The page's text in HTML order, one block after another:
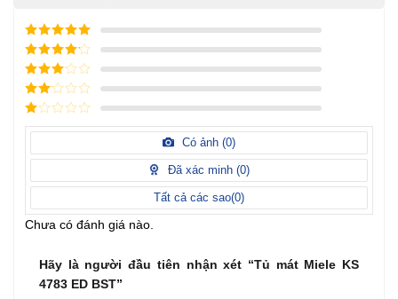
5/ 5 điểm
4/ 5
điểm
3/ 5
điểm
2/
điểm
1
điểm
Có ảnh (0)
Đã xác minh (0)
Tất cả các sao(0)
Chưa có đánh giá nào.
Hãy là người đầu tiên nhận xét “Tủ mát Miele KS
4783 ED BST”